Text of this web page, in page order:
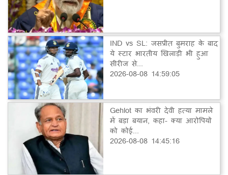
IND vs SL: जसप्रीत बुमराह के बाद
ये स्टार भारतीय खिलाड़ी भी हुआ
सीरीज से...
2026-08-08 14:59:05
Gehlot का भंवरी देवी हत्या मामले
में बड़ा बयान, कहा- क्या आरोपियों
को कोई...
2026-08-08 14:45:16